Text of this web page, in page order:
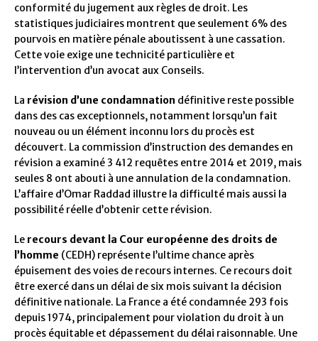
conformité du jugement aux règles de droit. Les
statistiques judiciaires montrent que seulement 6% des
pourvois en matière pénale aboutissent à une cassation.
Cette voie exige une technicité particulière et
l’intervention d’un avocat aux Conseils.
La révision d’une condamnation définitive reste possible
dans des cas exceptionnels, notamment lorsqu’un fait
nouveau ou un élément inconnu lors du procès est
découvert. La commission d’instruction des demandes en
révision a examiné 3 412 requêtes entre 2014 et 2019, mais
seules 8 ont abouti à une annulation de la condamnation.
L’affaire d’Omar Raddad illustre la difficulté mais aussi la
possibilité réelle d’obtenir cette révision.
Le recours devant la Cour européenne des droits de
l’homme (CEDH) représente l’ultime chance après
épuisement des voies de recours internes. Ce recours doit
être exercé dans un délai de six mois suivant la décision
définitive nationale. La France a été condamnée 293 fois
depuis 1974, principalement pour violation du droit à un
procès équitable et dépassement du délai raisonnable. Une